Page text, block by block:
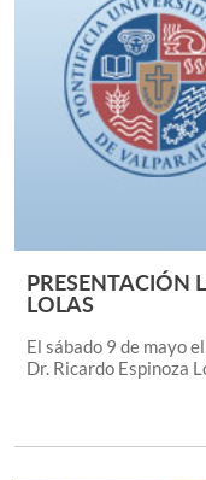
PRESENTACIÓN
LOLAS
El sábado 9 de mayo
Dr. Ricardo Espinoza